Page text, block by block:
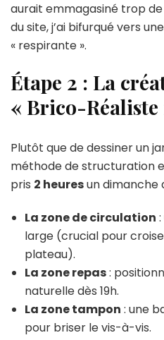
aurait emmagasiné trop de
du site, j’ai bifurqué vers
« respirante ».
Étape 2 : La
« Brico-Réaliste
Plutôt que de dessiner un
méthode de structuration
pris 2 heuresun dimanche
La zone de circulation
large (crucial pour
plateau).
La zone repas:
naturelle dès 19h.
La zone tampon : une
pour briser le vis-à-vis.